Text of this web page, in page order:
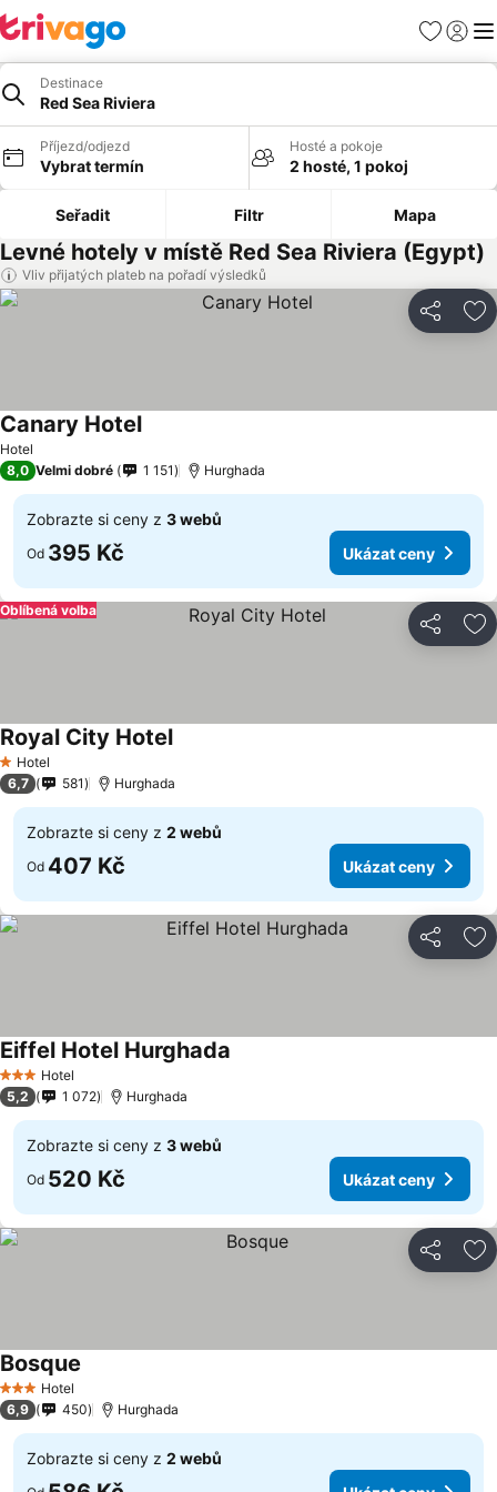
Oblíbené
Destinace
Red Sea Riviera
Příjezd/odjezd
Vybrat termín
Hosté a pokoje
2 hosté, 1 pokoj
Seřadit Filtr Mapa
Levné hotely v místě Red Sea Riviera (Egypt)
Vliv přijatých plateb na pořadí výsledků
Sdílet
Hotel
Canary Hotel
8,0 Velmi dobré 1 151 Hurghada
Zobrazte si ceny z 3 webů
Od 395 Kč Ukázat ceny
Sdílet
Oblíbená volba
1 Počet hvězdiček
Hotel
Royal City Hotel
6,7 581 Hurghada
Zobrazte si ceny z 2 webů
Od 407 Kč Ukázat ceny
Sdílet
3 Počet hvězdiček
Hotel
Eiffel Hotel Hurghada
5,2 1 072 Hurghada
Zobrazte si ceny z 3 webů
Od 520 Kč Ukázat ceny
Sdílet
3 Počet hvězdiček
Hotel
Bosque
6,9 450 Hurghada
Zobrazte si ceny z 2 webů